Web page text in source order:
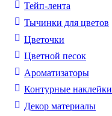
Тейп-лента
Тычинки для цветов
Цветочки
Цветной песок
Ароматизаторы
Контурные наклейки
Декор материалы